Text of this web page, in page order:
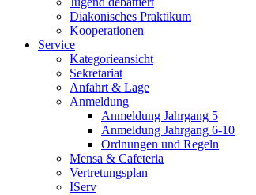
Diakonisches Praktikum
Kooperationen
Service
Kategorieansicht
Sekretariat
Anfahrt & Lage
Anmeldung
Anmeldung Jahrgang 5
Anmeldung Jahrgang 6-10
Ordnungen und Regeln
Mensa & Cafeteria
Vertretungsplan
IServ